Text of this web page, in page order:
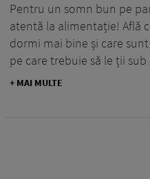
Pentru un somn bun pe
atentă la alimentație! Află
dormi mai bine și care
pe care trebuie să le ții
+ MAI MULTE